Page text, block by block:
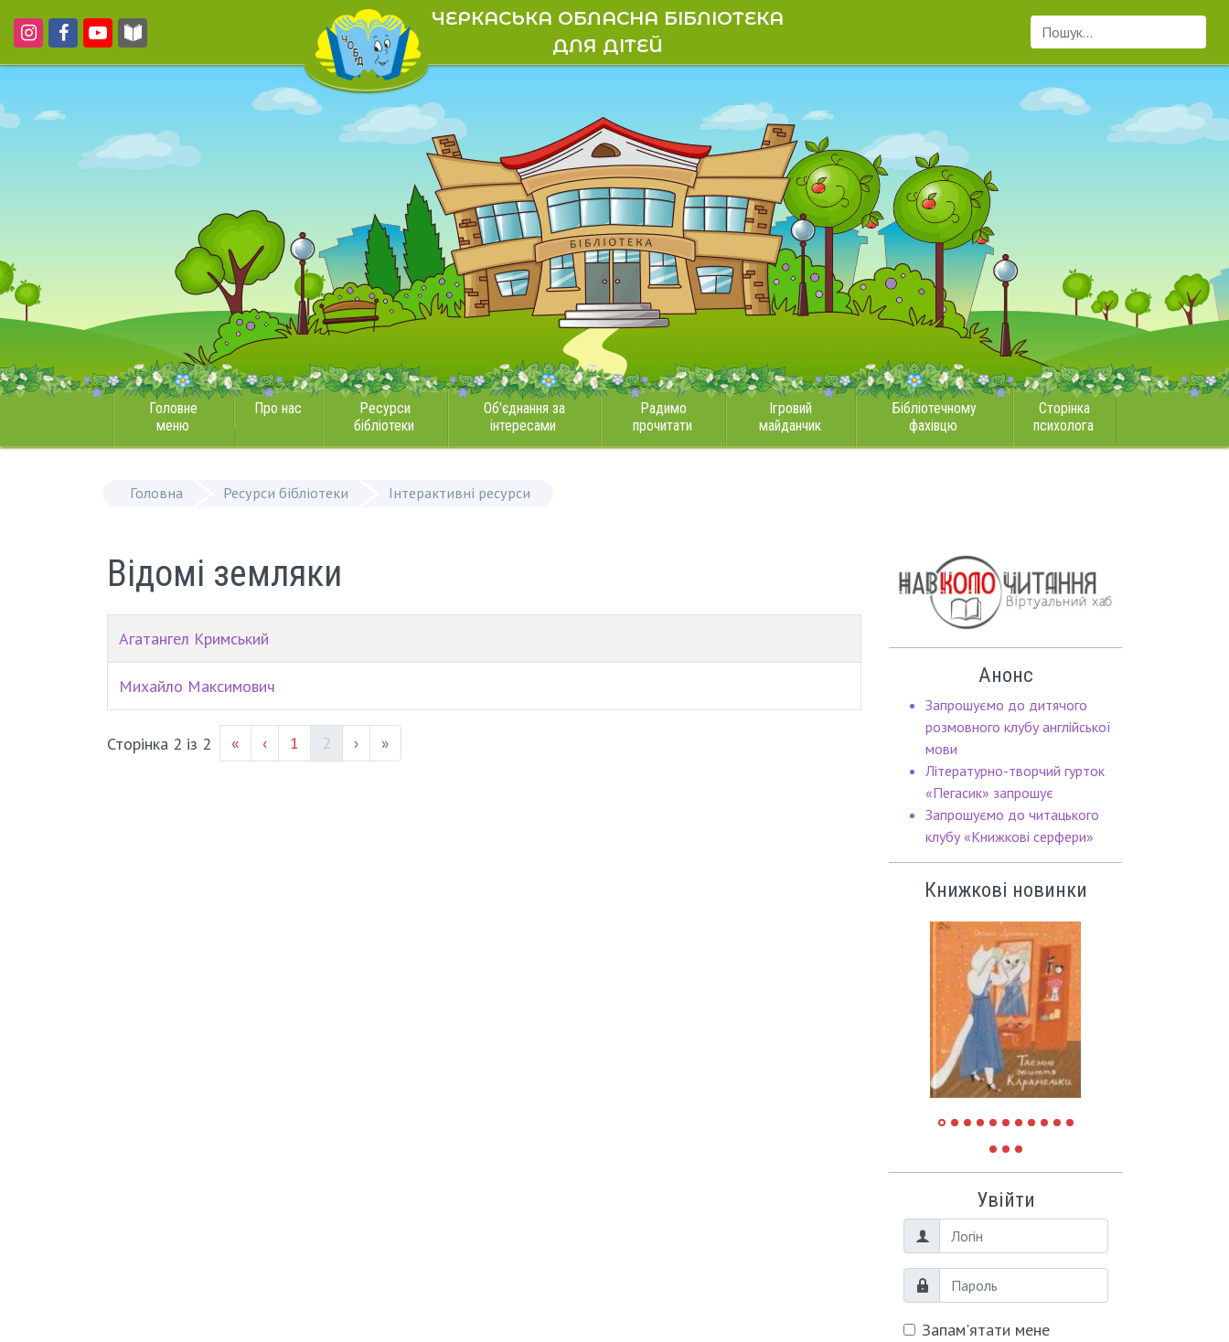
ЧЕРКАСЬКА ОБЛАСНА БІБЛІОТЕКА
ДЛЯ ДІТЕЙ
Пошук...
Головне
меню
Про нас
Ресурси
бібліотеки
Об'єднання за
інтересами
Радимо
прочитати
Ігровий
майданчик
Бібліотечному
фахівцю
Сторінка
психолога
Головна Ресурси бібліотеки Інтерактивні ресурси
Відомі земляки
Агатангел Кримський
Михайло Максимович
Сторінка 2 із 2 « ‹ Page #
1 (current)
2 › »
Анонс
Запрошуємо до дитячого
розмовного клубу англійської
мови
Літературно-творчий гурток
«Пегасик» запрошує
Запрошуємо до читацького
клубу «Книжкові серфери»
Книжкові новинки
Увійти
Логін
Пароль
Запам'ятати мене